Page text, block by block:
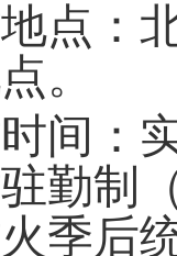
点：
。
间：
勤制
季后